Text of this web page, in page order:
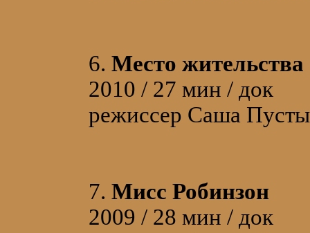
6. Место жительства
2010 / 27 мин / док
режиссер Саша
7. Мисс Робинзон
2009 / 28 мин / док